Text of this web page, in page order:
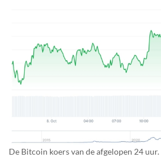
De Bitcoin koers van de afgelopen 24